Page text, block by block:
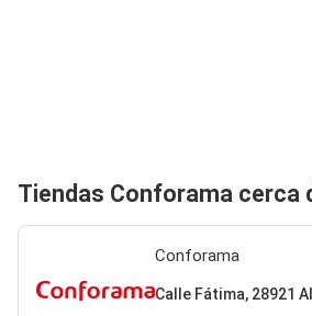
Tiendas Conforama cerca
Conforama
Calle Fátima, 28921